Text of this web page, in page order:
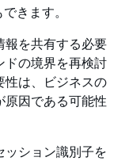
きます。
報を共有する必要
ドの境界を再検討
性は、ビジネスの
原因である可能性
ッション識別子を